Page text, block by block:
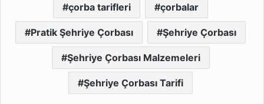
çorba tarifleri çorbalar
Pratik Şehriye Çorbası Şehriye Çorbası
Şehriye Çorbası Malzemeleri
Şehriye Çorbası Tarifi